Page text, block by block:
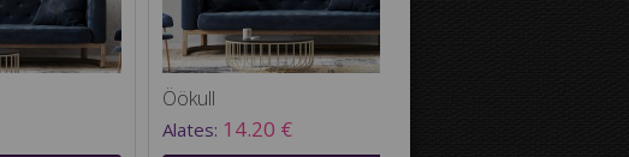
Öökull
Alates: 14.20 €